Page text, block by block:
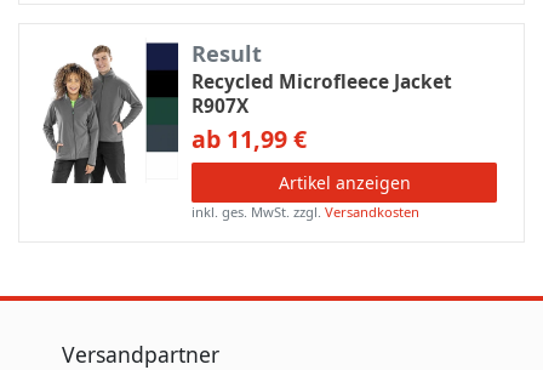
Result
Recycled Microfleece Jacket
R907X
ab 11,99 €
Artikel anzeigen
inkl. ges. MwSt. zzgl.Versandkosten
Versandpartner